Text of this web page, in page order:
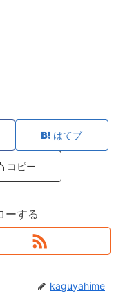
はてブ
コピー
ーする
kaguyahime